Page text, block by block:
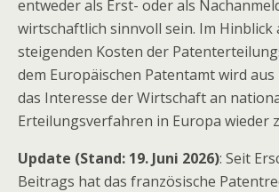
entweder als Erst- oder als
wirtschaftlich sinnvoll sein. Im Hinblick
steigenden Kosten der
dem Europäischen Patentamt wird
das Interesse der Wirtschaft an
Erteilungsverfahren in Europa wieder
Update (Stand: 19. Juni 2026): Seit
Beitrags hat das französische